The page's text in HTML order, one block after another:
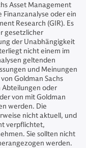
Asset Management
Finanzanalyse oder ein
Research (GIR). Es
gesetzlicher
der Unabhängigkeit
nicht einem im
geltenden
und Meinungen
Goldman Sachs
Abteilungen oder
von mit Goldman
werden. Die
nicht aktuell, und
verpflichtet,
Sie sollten nicht
werden.